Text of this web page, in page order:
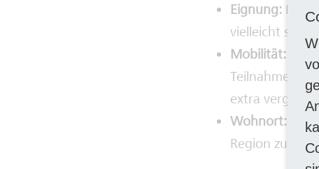
Eignung: Du
vielleicht
Mobilität:
Teilnahme am
extra vergütet.
Wohnort:
Du
Region zu